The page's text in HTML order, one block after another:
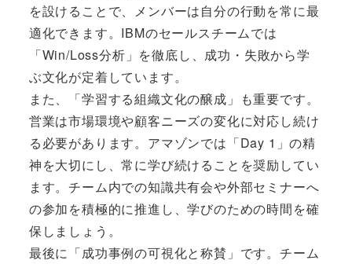
を設けることで、メンバーは自分の行動を常に最
適化できます。IBMのセールスチームでは
「Win/Loss分析」を徹底し、成功・失敗から学
ぶ文化が定着しています。
また、「学習する組織文化の醸成」も重要です。
営業は市場環境や顧客ニーズの変化に対応し続け
る必要があります。アマゾンでは「Day 1」の精
神を大切にし、常に学び続けることを奨励してい
ます。チーム内での知識共有会や外部セミナーへ
の参加を積極的に推進し、学びのための時間を確
保しましょう。
最後に「成功事例の可視化と称賛」です。チーム